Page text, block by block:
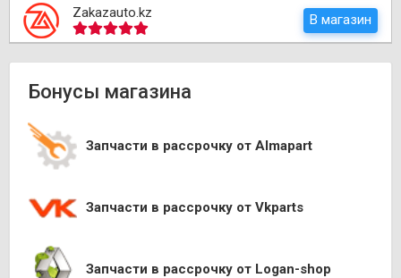
Zakazauto.kz В магазин
Бонусы магазина
Запчасти в рассрочку от Almapart
Запчасти в рассрочку от Vkparts
Запчасти в рассрочку от Logan-shop